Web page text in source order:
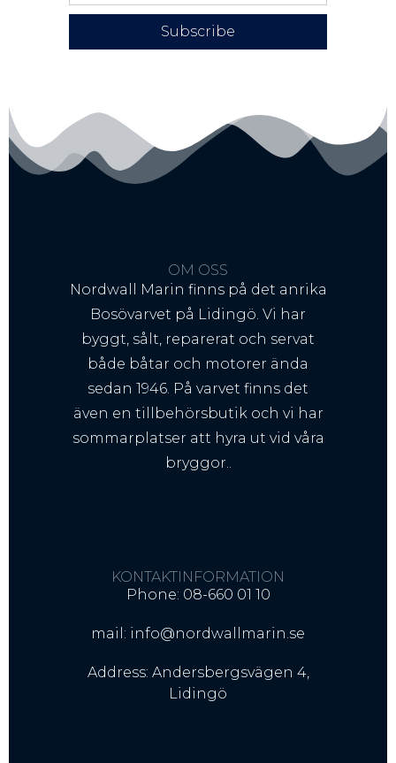
Subscribe
OM OSS
Nordwall Marin finns på det anrika
Bosövarvet på Lidingö. Vi har
byggt, sålt, reparerat och servat
både båtar och motorer ända
sedan 1946. På varvet finns det
även en tillbehörsbutik och vi har
sommarplatser att hyra ut vid våra
bryggor..
KONTAKTINFORMATION
Phone: 08-660 01 10
mail: info@nordwallmarin.se
Address: Andersbergsvägen 4,
Lidingö